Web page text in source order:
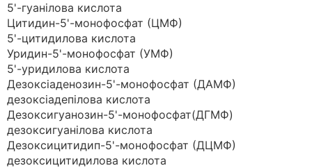
5'-гуанілова кислота
Цитидин-5'-монофосфат (ЦМФ)
5'-цитидилова кислота
Уридин-5'-монофосфат (УМФ)
5'-уридилова кислота
Дезоксіаденозин-5'-монофосфат (ДАМФ)
дезоксіадепілова кислота
Дезоксигуанозин-5'-монофосфат(ДГМФ)
дезоксигуанілова кислота
Дезоксицитидип-5'-монофосфат (ДЦМФ)
дезоксицитидилова кислота